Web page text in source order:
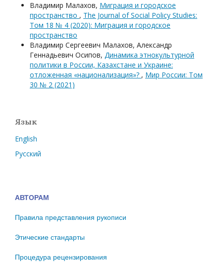
Владимир Малахов, Миграция и городское
пространство , The Journal of Social Policy Studies:
Том 18 № 4 (2020): Миграция и городское
пространство
Владимир Сергеевич Малахов, Александр
Геннадьевич Осипов, Динамика этнокультурной
политики в России, Казахстане и Украине:
отложенная «национализация»? , Мир России: Том
30 № 2 (2021)
Язык
English
Русский
АВТОРАМ
Правила представления рукописи
Этические стандарты
Процедура рецензирования